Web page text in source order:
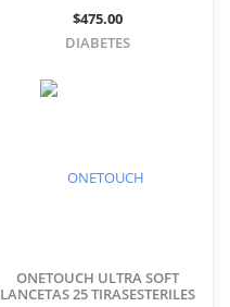
$475.00
DIABETES
ONETOUCH ULTRA SOFT
LANCETAS 25 TIRASESTERILES